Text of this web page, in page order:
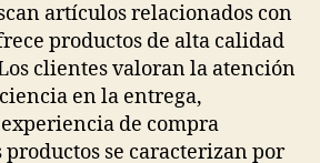
artículos relacionados con
productos de alta calidad
clientes valoran la atención
en la entrega,
de compra
productos se caracterizan por